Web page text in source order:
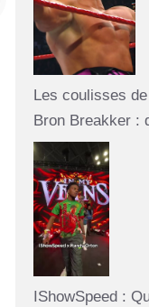
Les coulisses
Bron Breakker :
IShowSpeed :